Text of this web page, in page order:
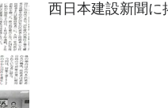
西日本建設新聞に